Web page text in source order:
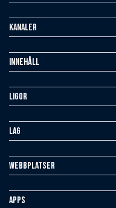
Kanaler
Innehåll
Ligor
Lag
Webbplatser
Apps